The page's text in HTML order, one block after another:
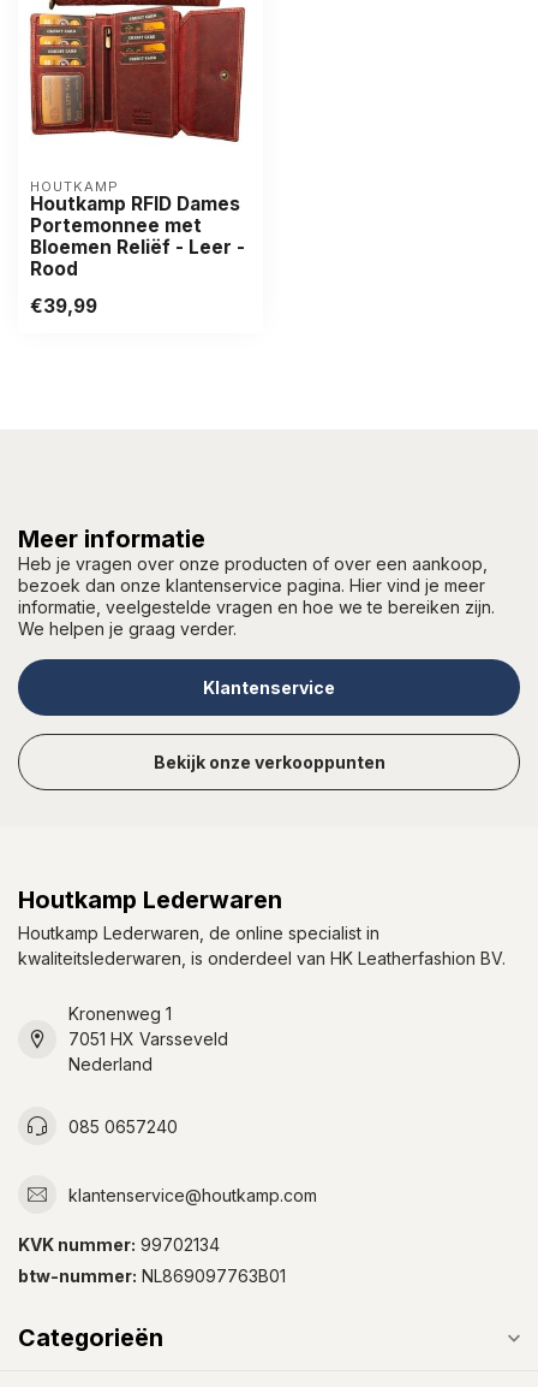
HOUTKAMP
Houtkamp RFID Dames
Portemonnee met
Bloemen Reliëf - Leer -
Rood
€39,99
Meer informatie
Heb je vragen over onze producten of over een aankoop,
bezoek dan onze klantenservice pagina. Hier vind je meer
informatie, veelgestelde vragen en hoe we te bereiken zijn.
We helpen je graag verder.
Klantenservice
Bekijk onze verkooppunten
Houtkamp Lederwaren
Houtkamp Lederwaren, de online specialist in
kwaliteitslederwaren, is onderdeel van HK Leatherfashion BV.
Kronenweg 1
7051 HX Varsseveld
Nederland
085 0657240
klantenservice@houtkamp.com
KVK nummer: 99702134
btw-nummer: NL869097763B01
Categorieën